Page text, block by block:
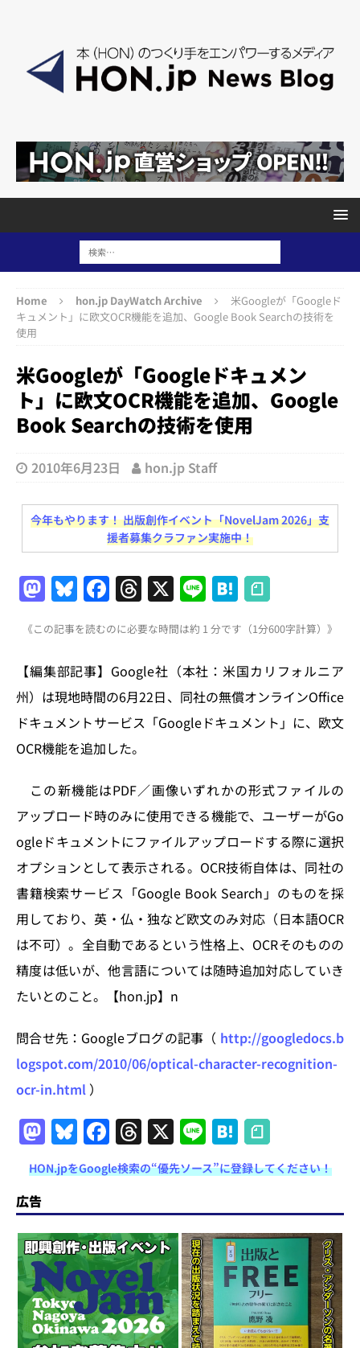
Home hon.jp DayWatch Archive
米Googleが「Googleド
キュメント」に欧文OCR機能を追加、Google Book Searchの技術を
使用
米Googleが「Googleドキュメン
ト」に欧文OCR機能を追加、Google
Book Searchの技術を使用
2010年6月23日 hon.jp Staff
今年もやります！ 出版創作イベント「NovelJam 2026」支
援者募集クラファン実施中！
M
a
st
o
d
o
n
Bl
u
e
s
k
y
F
a
c
e
b
o
o
T
h
re
a
d
s
X Li
n
e
H
at
e
n
a
《この記事を読むのに必要な時間は約 1 分です（1分600字計算）》
【編集部記事】Google社（本社：米国カリフォルニア
州）は現地時間の6月22日、同社の無償オンラインOffice
ドキュメントサービス「Googleドキュメント」に、欧文
OCR機能を追加した。
この新機能はPDF／画像いずれかの形式ファイルの
アップロード時のみに使用できる機能で、ユーザーがGo
ogleドキュメントにファイルアップロードする際に選択
オプションとして表示される。OCR技術自体は、同社の
書籍検索サービス「Google Book Search」のものを採
用しており、英・仏・独など欧文のみ対応（日本語OCR
は不可）。全自動であるという性格上、OCRそのものの
精度は低いが、他言語については随時追加対応していき
たいとのこと。【hon.jp】n
問合せ先：Googleブログの記事（ http://googledocs.b
logspot.com/2010/06/optical-character-recognition-
ocr-in.html ）
M
a
st
o
d
o
n
Bl
u
e
s
k
y
F
a
c
e
b
o
o
k
T
h
re
a
d
s
X Li
n
e
H
at
e
n
a
HON.jpをGoogle検索の“優先ソース”に登録してください！
広告